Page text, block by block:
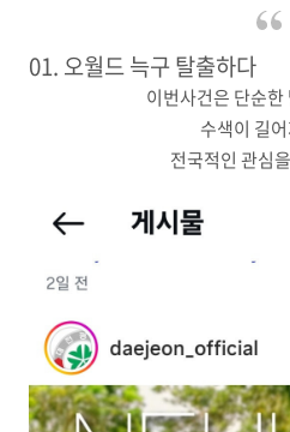
01. 오월드 늑구 탈출하다
이번사건은 단순
수색이 길
전국적인 관심